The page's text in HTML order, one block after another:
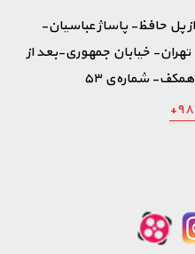
پل حافظ- پاساژ عباسیان-
شماره‌ی۶۲۲/// تهران- خیابان جمهوری-بعد از
شماره‌ی ۵۳